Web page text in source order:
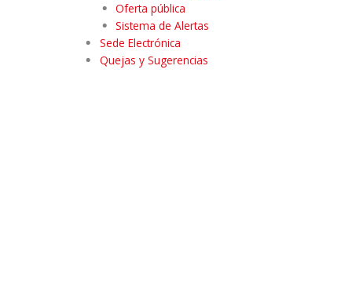
Oferta pública
Sistema de Alertas
Sede Electrónica
Quejas y Sugerencias